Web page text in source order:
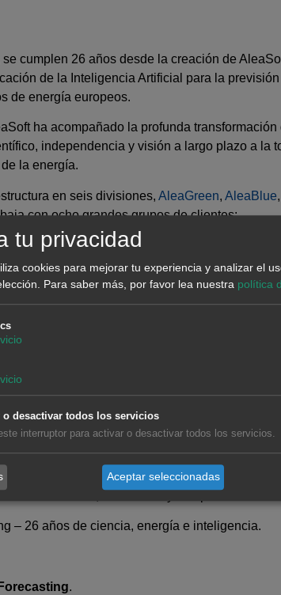
se cumplen 26 años desde la creación de
de la Inteligencia Artificial para la
de energía europeos.
ha acompañado la profunda
independencia y visión a largo plazo a la
la energía.
en seis divisiones, AleaGreen, AleaBlue,
con ocho grandes grupos de clientes:
y baterías, fondos de inversión y bancos
y data centers
IPP)
demanda y representantes de mercado
hidrógeno, metanol, amoníaco y
la confianza de todos nuestros clientes
de AleaSoft, cuyo talento, compromiso
con entusiasmo, innovación y compromiso con
– 26 años de ciencia, energía e inteligencia.
.
tu privacidad
cookies para mejorar tu experiencia y analizar el
Para saber más, por favor lea nuestra política
o desactivar todos los servicios
interruptor para activar o desactivar todos los servicios.
Aceptar seleccionadas